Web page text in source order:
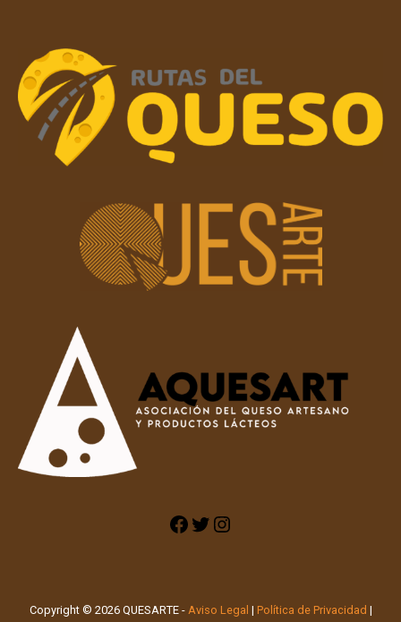
Copyright © 2026 QUESARTE - Aviso Legal | Política de Privacidad |